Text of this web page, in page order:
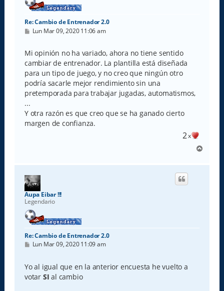
Re: Cambio de Entrenador 2.0
M
s
a
j
e
Lun Mar 09, 2020 11:06 am
Mi opinión no ha variado, ahora no tiene sentido
cambiar de entrenador. La plantilla está diseñada
para un tipo de juego, y no creo que ningún otro
podría sacarle mejor rendimiento sin una
pretemporada para trabajar jugadas, automatismos,
...
Y otra razón es que creo que se ha ganado cierto
margen de confianza.
2x
r
Aupa Eibar !!!
Legendario
Re: Cambio de Entrenador 2.0
M
s
a
j
Lun Mar 09, 2020 11:09 am
Yo al igual que en la anterior encuesta he vuelto a
votar SI al cambio